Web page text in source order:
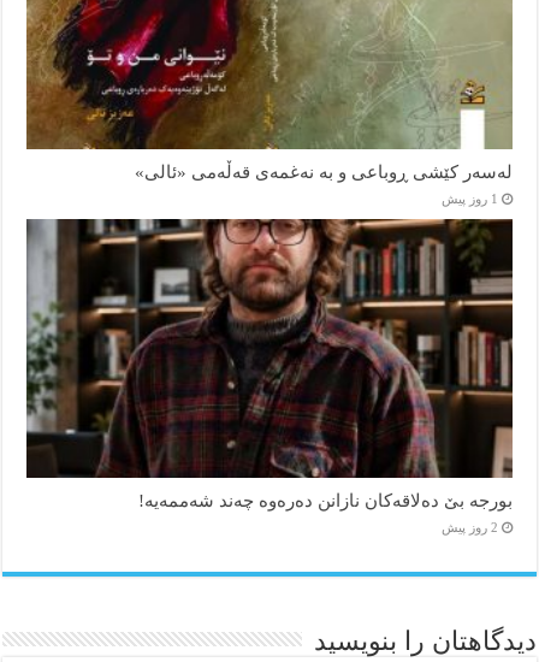
لەسەر کێشی ڕوباعی و به نەغمەی قەڵەمی «ئالی»
1 روز پیش
بورجە بێ دەلاقەکان نازانن دەرەوە چەند شەممەیە!
2 روز پیش
دیدگاهتان را بنویسید